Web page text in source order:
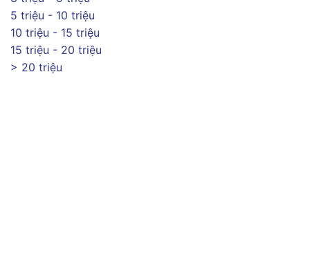
5 triệu - 10 triệu
10 triệu - 15 triệu
15 triệu - 20 triệu
> 20 triệu